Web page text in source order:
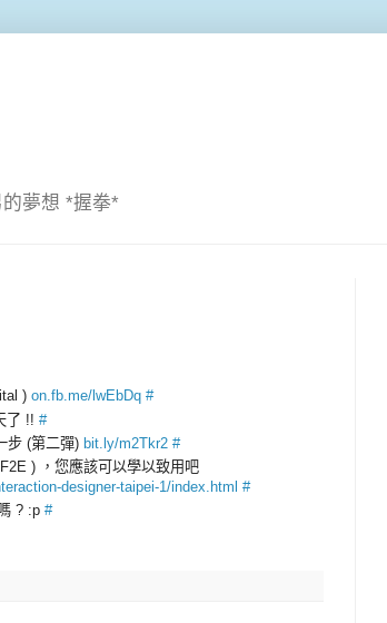
夢想 *握拳*
) on.fb.me/lwEbDq #
了 !! #
步 (第二彈) bit.ly/m2Tkr2 #
) ，您應該可以學以致用吧
designer-taipei-1/index.html #
? :p #